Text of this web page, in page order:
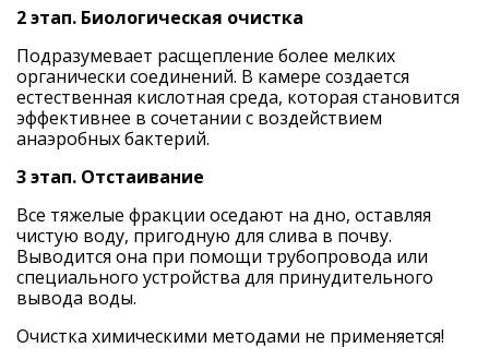
2 этап. Биологическая очистка
Подразумевает расщепление более мелких
органически соединений. В камере создается
естественная кислотная среда, которая становится
эффективнее в сочетании с воздействием
анаэробных бактерий.
3 этап. Отстаивание
Все тяжелые фракции оседают на дно, оставляя
чистую воду, пригодную для слива в почву.
Выводится она при помощи трубопровода или
специального устройства для принудительного
вывода воды.
Очистка химическими методами не применяется!